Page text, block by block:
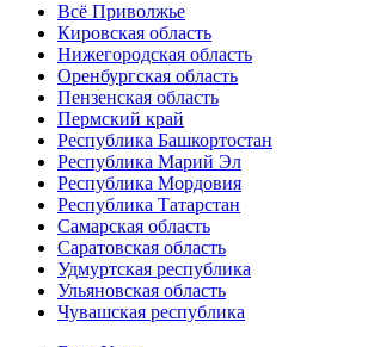
Всё Приволжье
Кировская область
Нижегородская область
Оренбургская область
Пензенская область
Пермский край
Республика Башкортостан
Республика Марий Эл
Республика Мордовия
Республика Татарстан
Самарская область
Саратовская область
Удмуртская республика
Ульяновская область
Чувашская республика